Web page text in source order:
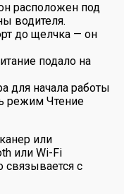
расположен под
водителя.
до щелчка — он
подало на
для начала работы
режим Чтение
или
или Wi-Fi
с